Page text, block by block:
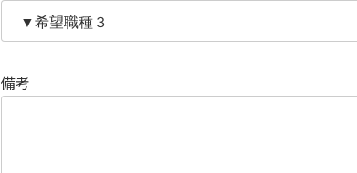
備考